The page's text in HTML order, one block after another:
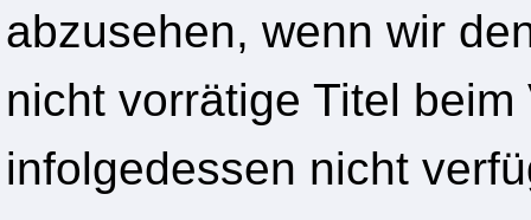
abzusehen, wenn wir
nicht vorrätige Titel
infolgedessen nicht